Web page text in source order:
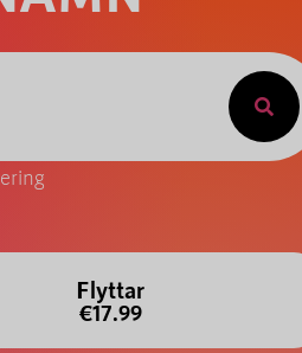
Flyttar
€17.99